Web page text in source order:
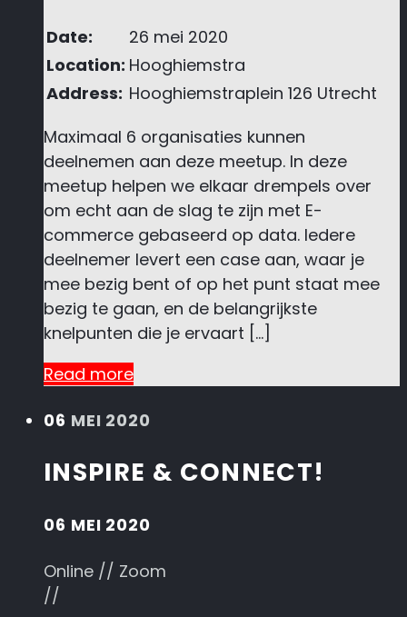
Date:
26 mei 2020
Location: Hooghiemstra
Address: Hooghiemstraplein 126 Utrecht
Maximaal 6 organisaties kunnen
deelnemen aan deze meetup. In deze
meetup helpen we elkaar drempels over
om echt aan de slag te zijn met E-
commerce gebaseerd op data. Iedere
deelnemer levert een case aan, waar je
mee bezig bent of op het punt staat mee
bezig te gaan, en de belangrijkste
knelpunten die je ervaart […]
Read more
06 MEI 2020
INSPIRE & CONNECT!
06 MEI 2020
Online // Zoom
//